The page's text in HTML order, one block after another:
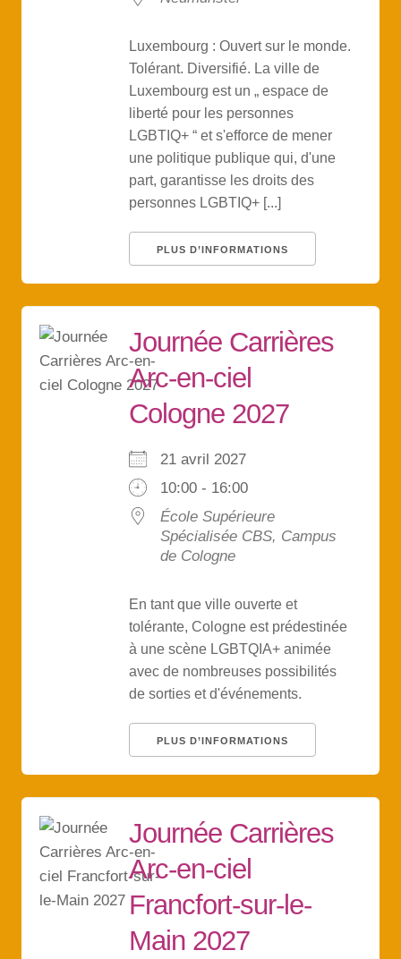
Luxembourg : Ouvert sur le monde.
Tolérant. Diversifié. La ville de
Luxembourg est un „ espace de
liberté pour les personnes
LGBTIQ+ “ et s'efforce de mener
une politique publique qui, d'une
part, garantisse les droits des
personnes LGBTIQ+ [...]
PLUS D’INFORMATIONS
Journée Carrières
Arc-en-ciel
Cologne 2027
21 avril 2027
10:00 - 16:00
École Supérieure
Spécialisée CBS, Campus
de Cologne
En tant que ville ouverte et
tolérante, Cologne est prédestinée
à une scène LGBTQIA+ animée
avec de nombreuses possibilités
de sorties et d'événements.
PLUS D’INFORMATIONS
Journée Carrières
Arc-en-ciel
Francfort-sur-le-
Main 2027